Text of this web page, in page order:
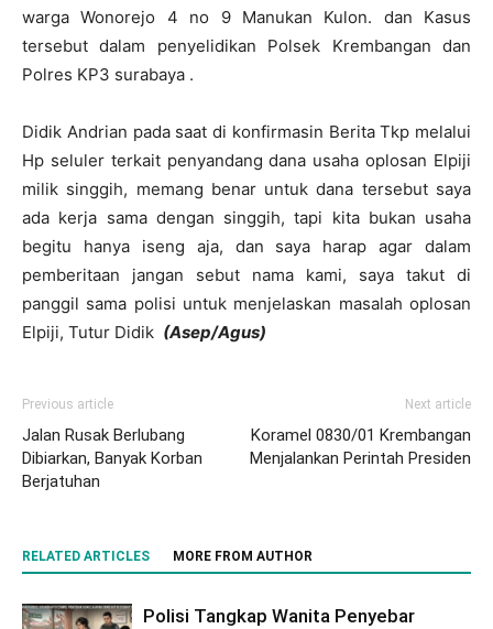
warga Wonorejo 4 no 9 Manukan Kulon. dan Kasus
tersebut dalam penyelidikan Polsek Krembangan dan
Polres KP3 surabaya .
Didik Andrian pada saat di konfirmasin Berita Tkp melalui
Hp seluler terkait penyandang dana usaha oplosan Elpiji
milik singgih, memang benar untuk dana tersebut saya
ada kerja sama dengan singgih, tapi kita bukan usaha
begitu hanya iseng aja, dan saya harap agar dalam
pemberitaan jangan sebut nama kami, saya takut di
panggil sama polisi untuk menjelaskan masalah oplosan
Elpiji, Tutur Didik (Asep/Agus)
Previous article
Jalan Rusak Berlubang
Dibiarkan, Banyak Korban
Berjatuhan
Next article
Koramel 0830/01 Krembangan
Menjalankan Perintah Presiden
RELATED ARTICLES MORE FROM AUTHOR
Polisi Tangkap Wanita Penyebar